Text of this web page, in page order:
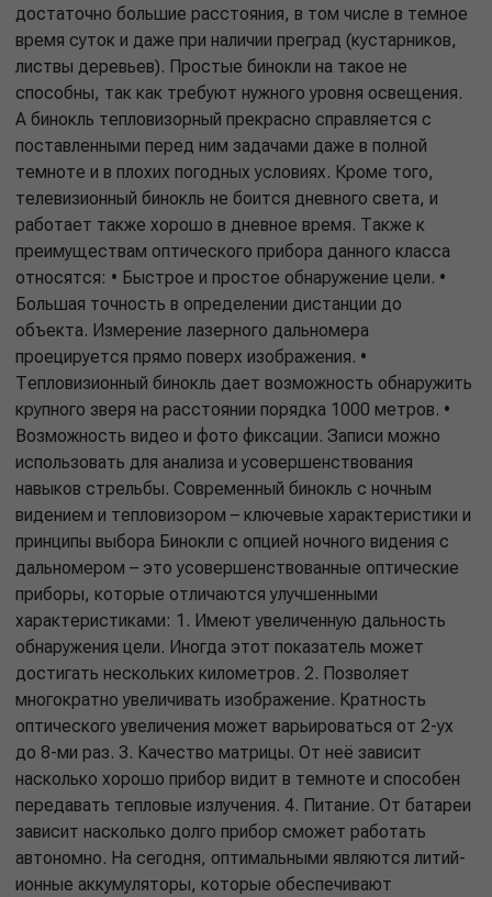
достаточно большие расстояния, в том числе в темное
время суток и даже при наличии преград (кустарников,
листвы деревьев). Простые бинокли на такое не
способны, так как требуют нужного уровня освещения.
А бинокль тепловизорный прекрасно справляется с
поставленными перед ним задачами даже в полной
темноте и в плохих погодных условиях. Кроме того,
телевизионный бинокль не боится дневного света, и
работает также хорошо в дневное время. Также к
преимуществам оптического прибора данного класса
относятся: • Быстрое и простое обнаружение цели. •
Большая точность в определении дистанции до
объекта. Измерение лазерного дальномера
проецируется прямо поверх изображения. •
Тепловизионный бинокль дает возможность обнаружить
крупного зверя на расстоянии порядка 1000 метров. •
Возможность видео и фото фиксации. Записи можно
использовать для анализа и усовершенствования
навыков стрельбы. Современный бинокль с ночным
видением и тепловизором – ключевые характеристики и
принципы выбора Бинокли с опцией ночного видения с
дальномером – это усовершенствованные оптические
приборы, которые отличаются улучшенными
характеристиками: 1. Имеют увеличенную дальность
обнаружения цели. Иногда этот показатель может
достигать нескольких километров. 2. Позволяет
многократно увеличивать изображение. Кратность
оптического увеличения может варьироваться от 2-ух
до 8-ми раз. 3. Качество матрицы. От неё зависит
насколько хорошо прибор видит в темноте и способен
передавать тепловые излучения. 4. Питание. От батареи
зависит насколько долго прибор сможет работать
автономно. На сегодня, оптимальными являются литий-
ионные аккумуляторы, которые обеспечивают